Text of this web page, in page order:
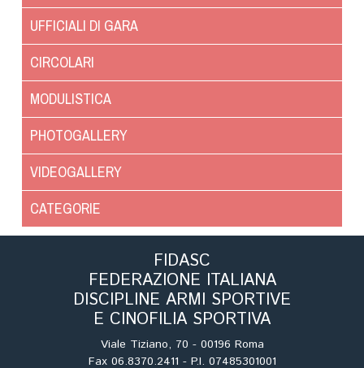
UFFICIALI DI GARA
CIRCOLARI
MODULISTICA
PHOTOGALLERY
VIDEOGALLERY
CATEGORIE
FIDASC
FEDERAZIONE ITALIANA
DISCIPLINE ARMI SPORTIVE
E CINOFILIA SPORTIVA
Viale Tiziano, 70 - 00196 Roma
Fax 06.8370.2411 - P.I. 07485301001
Paintball
Softair
Cinofilia Sportiva
Agility
DiscDog
Dog Balance
Dog Trail